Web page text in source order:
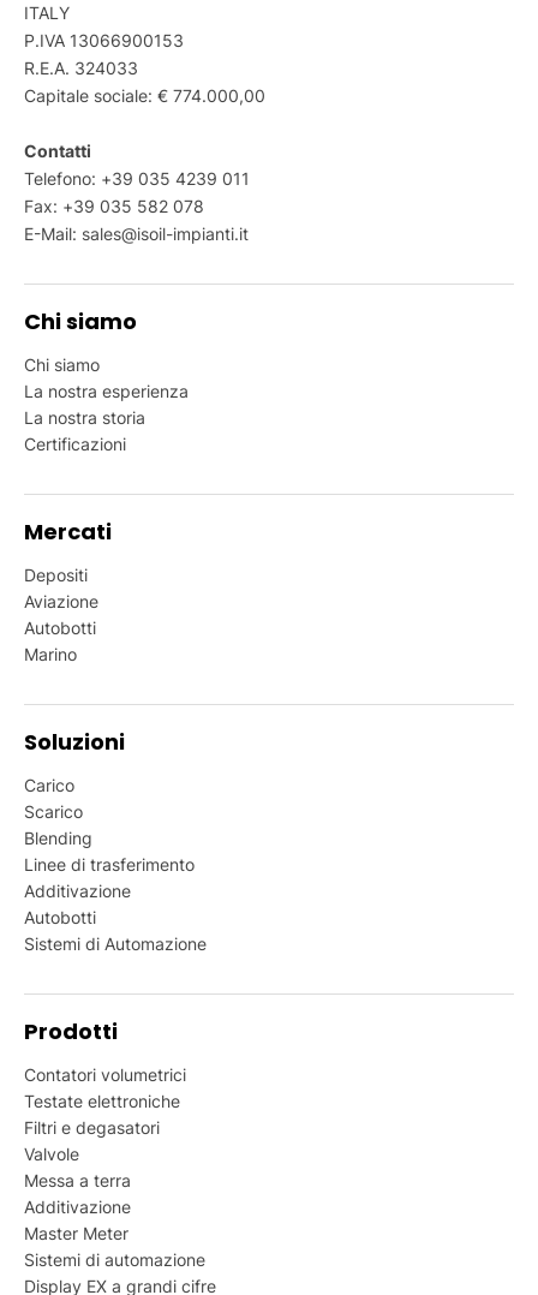
ITALY
P.IVA 13066900153
R.E.A. 324033
Capitale sociale: € 774.000,00
Contatti
Telefono: +39 035 4239 011
Fax: +39 035 582 078
E-Mail: sales@isoil-impianti.it
Chi siamo
Chi siamo
La nostra esperienza
La nostra storia
Certificazioni
Mercati
Depositi
Aviazione
Autobotti
Marino
Soluzioni
Carico
Scarico
Blending
Linee di trasferimento
Additivazione
Autobotti
Sistemi di Automazione
Prodotti
Contatori volumetrici
Testate elettroniche
Filtri e degasatori
Valvole
Messa a terra
Additivazione
Master Meter
Sistemi di automazione
Display EX a grandi cifre